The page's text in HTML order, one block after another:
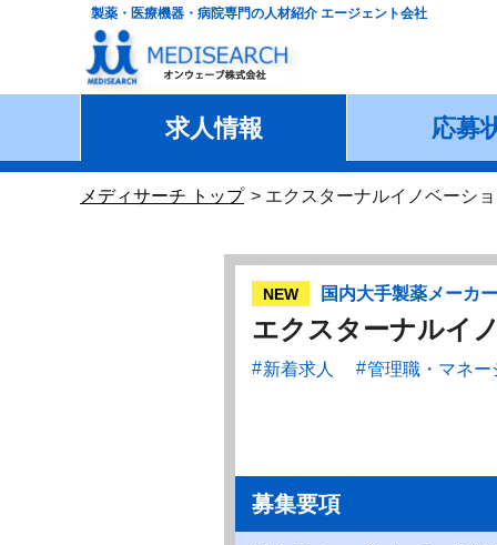
製薬・医療機器・病院専門の人材紹介 エージェント会社
求人情報 応募
メディサーチ トップ エクスターナルイノベーシ
NEW 国内大手製薬メーカー
エクスターナルイ
新着求人 管理職・マネー
募集要項